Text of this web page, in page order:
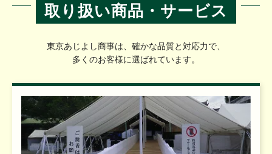
取り扱い商品・サービス
東京あじよし商事は、確かな品質と対応力で、
多くのお客様に選ばれています。